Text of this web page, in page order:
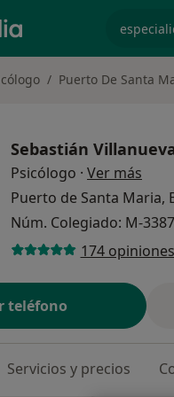
Puerto De Santa
Sebastián
Psicólogo · Ver más
Puerto de Santa Maria,
Núm. Colegiado: M-
174 opiniones
teléfono
Servicios y precios